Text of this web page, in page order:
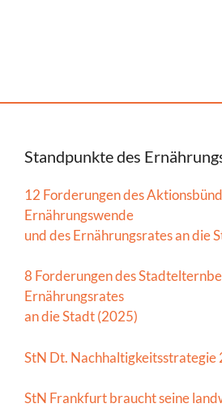
Standpunkte des
12 Forderungen des
Ernährungswende
und des Ernährungsrates an die
8 Forderungen des
Ernährungsrates
an die Stadt (2025)
StN Dt. Nachhaltigkeitsstrategie
StN Frankfurt braucht seine